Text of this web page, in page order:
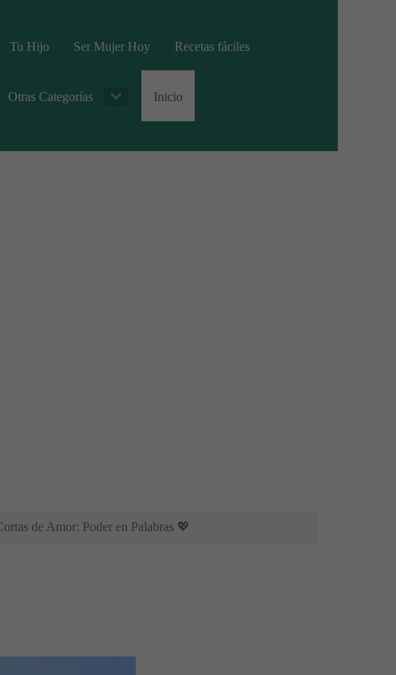
Tu Hijo Ser Mujer Hoy Recetas fáciles
Otras Categorías Inicio
de Amor: Poder en Palabras 💖